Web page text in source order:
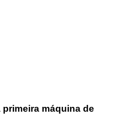
máquina de